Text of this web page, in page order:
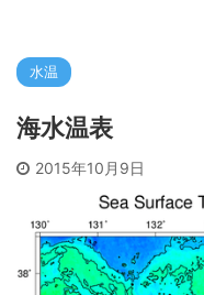
水温
海水温表
2015年10月9日